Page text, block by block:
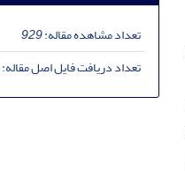
تعداد مشاهده مقاله:929
تعداد دریافت فایل اصل مقاله: